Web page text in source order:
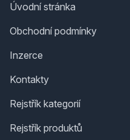
Úvodní stránka
Obchodní podmínky
Inzerce
Kontakty
Rejstřík kategorií
Rejstřík produktů